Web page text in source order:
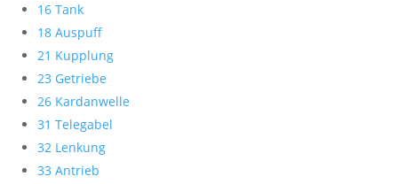
16 Tank
18 Auspuff
21 Kupplung
23 Getriebe
26 Kardanwelle
31 Telegabel
32 Lenkung
33 Antrieb